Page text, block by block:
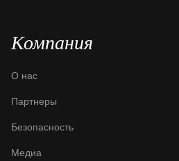
Компания
О нас
Партнеры
Безопасность
Медиа